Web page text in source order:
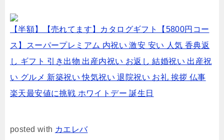
【半額】【売れてます】カタログギフト【5800円コー
ス】スーパープレミアム 内祝い 激安 安い 人気 香典返
し ギフト 引き出物 出産内祝い お返し 結婚祝い 出産祝
い グルメ 新築祝い 快気祝い 退院祝い お礼 挨拶 仏事
楽天最安値に挑戦 ホワイトデー 誕生日
posted with カエレバ